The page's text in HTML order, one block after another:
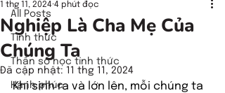
All Posts
Tỉnh thức
Thần số học tỉnh thức
Hạnh phúc
Nghiệp Là Cha Mẹ Của
Chúng Ta
1 thg 11, 2024 4 phút đọc
Đã cập nhật: 11 thg 11, 2024
Khi sinh ra và lớn lên, mỗi chúng ta